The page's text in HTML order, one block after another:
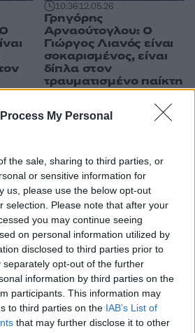
My Personal
the sale, sharing to third parties, or
or sensitive information for
us, please use the below opt-out
selection. Please note that after your
you may continue seeing
on personal information utilized by
disclosed to third parties prior to
separately opt-out of the further
information by third parties on the
participants. This information may
to third parties on the IAB’s List of
that may further disclose it to other
10:3612.05.26
Γρηγόρης
Αρναούτογλου: Ο
Γιώργος Λιανός είναι
σοκαρισμένος, είναι
δίπλα στον
τραυματισμένο παίκτη
του Survivor